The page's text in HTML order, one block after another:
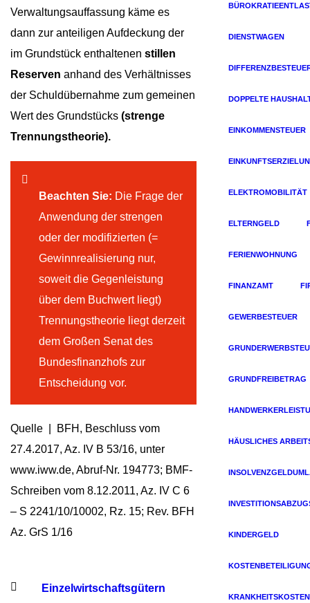
Verwaltungsauffassung käme es
dann zur anteiligen Aufdeckung der
im Grundstück enthaltenen stillen
Reserven anhand des Verhältnisses
der Schuldübernahme zum gemeinen
Wert des Grundstücks (strenge
Trennungstheorie).
Beachten Sie: Die Frage der
Anwendung der strengen
oder der modifizierten (=
Gewinnrealisierung nur,
soweit die Gegenleistung
über dem Buchwert liegt)
Trennungstheorie liegt derzeit
dem Großen Senat des
Bundesfinanzhofs zur
Entscheidung vor.
Quelle | BFH, Beschluss vom
27.4.2017, Az. IV B 53/16, unter
www.iww.de, Abruf-Nr. 194773; BMF-
Schreiben vom 8.12.2011, Az. IV C 6
– S 2241/10/10002, Rz. 15; Rev. BFH
Az. GrS 1/16
Einzelwirtschaftsgütern
DIENSTWAGEN
DOPPELTE
EINKOMMENSTEUER
ELEKTROMOBILITÄT
ELTERNGELD
FERIENWOHNUNG
FINANZAMT
GEWERBESTEUER
GRUNDFREIBETRAG
HÄUSLICHES
KINDERGELD
KRANKHEITSKOSTEN